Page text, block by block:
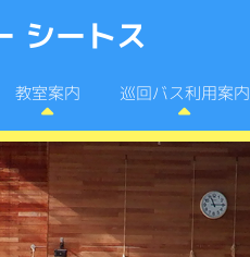
シートス
教室案内 巡回バス利用案内